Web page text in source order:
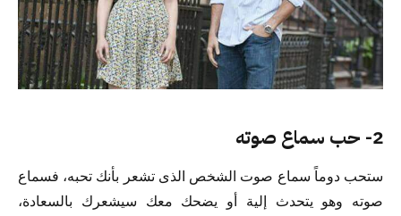
2- حب سماع صوته
ستحب دوماً سماع صوت الشخص الذى تشعر بأنك تحبه، فسماع
صوته وهو يتحدث إلية أو يضحك معك سيشعرك بالسعادة،